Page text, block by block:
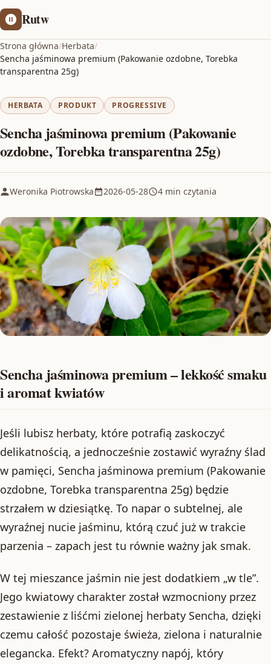
Rutw
Strona główna/Herbata/
Sencha jaśminowa premium (Pakowanie ozdobne, Torebka
transparentna 25g)
HERBATA PRODUKT PROGRESSIVE
Sencha jaśminowa premium (Pakowanie
ozdobne, Torebka transparentna 25g)
Weronika Piotrowska 2026-05-28 4 min czytania
Sencha jaśminowa premium – lekkość smaku
i aromat kwiatów
Jeśli lubisz herbaty, które potrafią zaskoczyć
delikatnością, a jednocześnie zostawić wyraźny ślad
w pamięci, Sencha jaśminowa premium (Pakowanie
ozdobne, Torebka transparentna 25g) będzie
strzałem w dziesiątkę. To napar o subtelnej, ale
wyraźnej nucie jaśminu, którą czuć już w trakcie
parzenia – zapach jest tu równie ważny jak smak.
W tej mieszance jaśmin nie jest dodatkiem „w tle”.
Jego kwiatowy charakter został wzmocniony przez
zestawienie z liśćmi zielonej herbaty Sencha, dzięki
czemu całość pozostaje świeża, zielona i naturalnie
elegancka. Efekt? Aromatyczny napój, który